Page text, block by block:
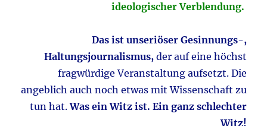
ideologischer Verblendung.
Das ist unseriöser Gesinnungs-,
Haltungsjournalismus,der auf eine höchst
fragwürdige Veranstaltung aufsetzt. Die
angeblich auch noch etwas mit Wissenschaft zu
tun hat.Was ein Witz ist. Ein ganz schlechter
Witz!